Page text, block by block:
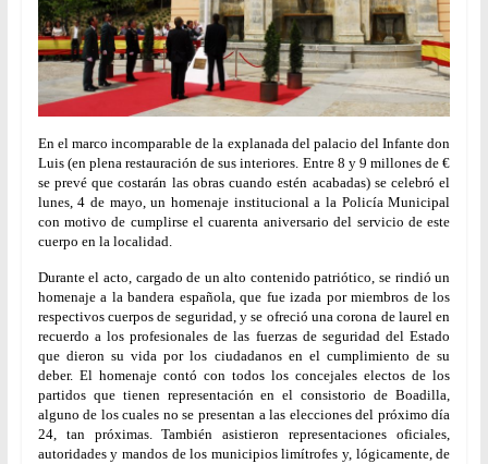
En el marco incomparable de la explanada del palacio del Infante don
Luis (en plena restauración de sus interiores. Entre 8 y 9 millones de €
se prevé que costarán las obras cuando estén acabadas) se celebró el
lunes, 4 de mayo, un homenaje institucional a la Policía Municipal
con motivo de cumplirse el cuarenta aniversario del servicio de este
cuerpo en la localidad.
Durante el acto, cargado de un alto contenido patriótico, se rindió un
homenaje a la bandera española, que fue izada por miembros de los
respectivos cuerpos de seguridad, y se ofreció una corona de laurel en
recuerdo a los profesionales de las fuerzas de seguridad del Estado
que dieron su vida por los ciudadanos en el cumplimiento de su
deber. El homenaje contó con todos los concejales electos de los
partidos que tienen representación en el consistorio de Boadilla,
alguno de los cuales no se presentan a las elecciones del próximo día
24, tan próximas. También asistieron representaciones oficiales,
autoridades y mandos de los municipios limítrofes y, lógicamente, de